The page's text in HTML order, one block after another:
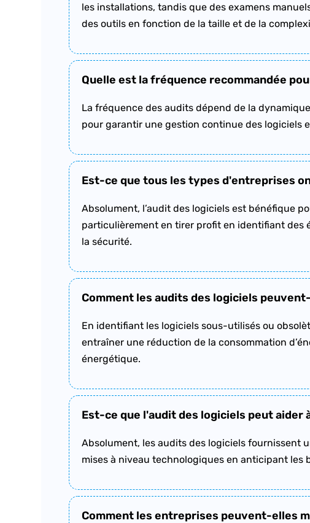
les installations, tandis que des examens
des outils en fonction de la taille et de la
Quelle est la fréquence recommandée
La fréquence des audits dépend de la
pour garantir une gestion continue des logiciels
Est-ce que tous les types d'entreprises
Absolument, l’audit des logiciels est bénéfique
particulièrement en tirer profit en identifiant des
la sécurité.
Comment les audits des logiciels
En identifiant les logiciels sous-utilisés ou
entraîner une réduction de la consommation
énergétique.
Est-ce que l'audit des logiciels peut aider
Absolument, les audits des logiciels fournissent
mises à niveau technologiques en anticipant
Comment les entreprises peuvent-elles